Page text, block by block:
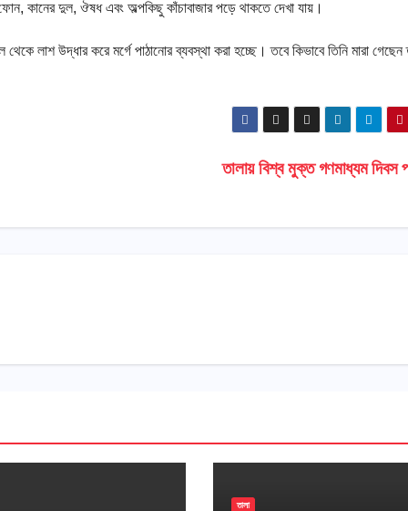
ফোন, কানের দুল, ঔষধ এবং অল্পকিছু কাঁচাবাজার পড়ে থাকতে দেখা যায়।
লাশ উদ্ধার করে মর্গে পাঠানোর ব্যবস্থা করা হচ্ছে। তবে কিভাবে তিনি মারা গেছেন
তালায় বিশ্ব মুক্ত গণমাধ্যম দিবস
তালা